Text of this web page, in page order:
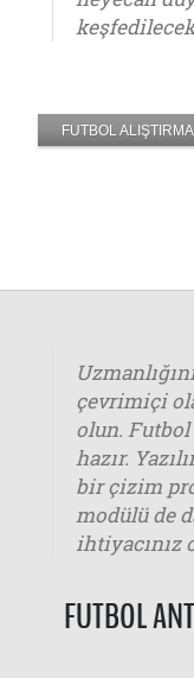
FUTBOL
çevrimiçi
olun.
hazır.
bir çizim
modülü de
ihtiyacınız
FUTBOL